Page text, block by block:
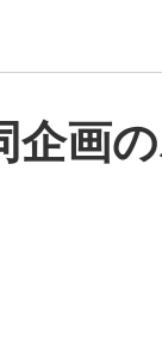
企画